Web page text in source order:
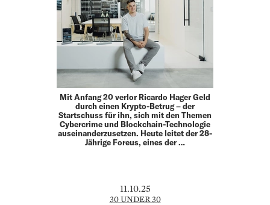
Mit Anfang 20 verlor Ricardo Hager Geld
durch einen Krypto-Betrug – der
Startschuss für ihn, sich mit den Themen
Cybercrime und Blockchain-Technologie
auseinanderzusetzen. Heute leitet der 28-
Jährige Foreus, eines der …
11.10.25
30 UNDER 30